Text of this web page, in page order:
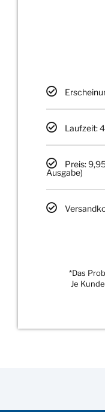
Laufzeit:
Preis:
Ausgabe)
*Das
Je